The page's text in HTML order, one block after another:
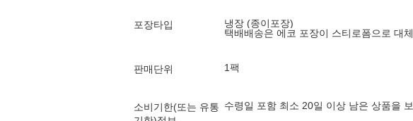
포장타입
냉장 (종이포장)
택배배송은 에코 포장이 스티로폼으로 대
판매단위 1팩
소비기한(또는 유통 수령일 포함 최소 20일 이상 남은 상품을